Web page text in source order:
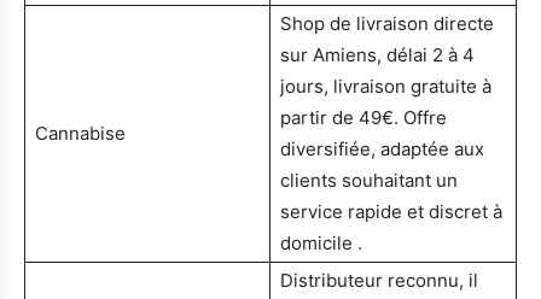
Cannabise
Shop de livraison directe
sur Amiens, délai 2 à 4
jours, livraison gratuite à
partir de 49€. Offre
diversifiée, adaptée aux
clients souhaitant un
service rapide et discret à
domicile .
Distributeur reconnu, il